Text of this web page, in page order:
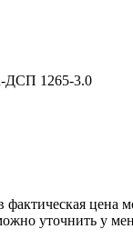
ДСП 1265-3.0
цена
уточнить у